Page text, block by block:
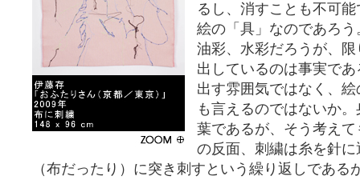
るし、消すことも不可
絵の「具」なのであろ
油彩、水彩だろうが、
出しているのは事実で
出す雰囲気ではなく、
も言えるのではないか
葉であるが、そう考え
の反面、刺繍は糸を針
（布だったり）に突き刺すという繰り返しである